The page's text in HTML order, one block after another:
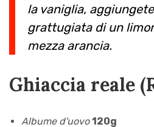
la vaniglia,
grattugiata di un
mezza arancia.
Ghiaccia reale
Albume d'uovo120g